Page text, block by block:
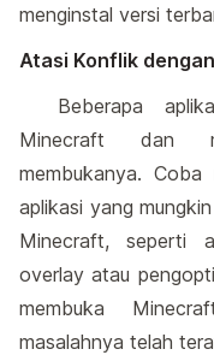
menginstal versi
Atasi Konflik
Beberapa
Minecraft dan
membukanya.
aplikasi yang
Minecraft, seperti
overlay atau
membuka
masalahnya telah